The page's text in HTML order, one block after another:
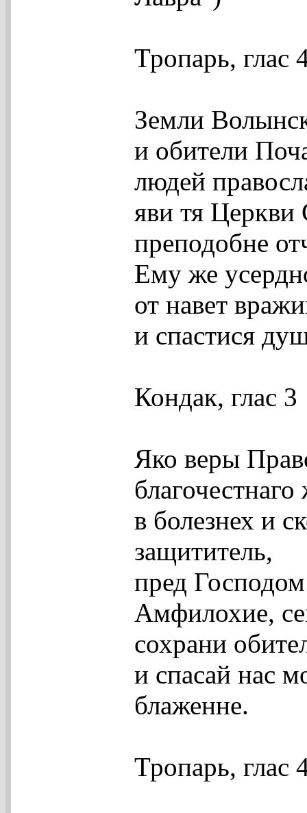
Тропарь, глас
Земли
и обители
людей
яви тя
преподобне
Ему же
от навет
и спастися
Кондак, глас 3
Яко веры
в болезнех и
защититель,
пред
Амфилохие,
сохрани
и спасай нас
блаженне.
Тропарь, глас